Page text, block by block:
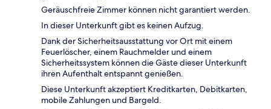
Geräuschfreie Zimmer können nicht garantiert werden.
In dieser Unterkunft gibt es keinen Aufzug.
Dank der Sicherheitsausstattung vor Ort mit einem
Feuerlöscher, einem Rauchmelder und einem
Sicherheitssystem können die Gäste dieser Unterkunft
ihren Aufenthalt entspannt genießen.
Diese Unterkunft akzeptiert Kreditkarten, Debitkarten,
mobile Zahlungen und Bargeld.